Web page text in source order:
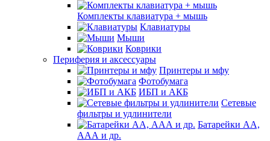
Комплекты клавиатура + мышь
Клавиатуры
Мыши
Коврики
Периферия и аксессуары
Принтеры и мфу
Фотобумага
ИБП и АКБ
Сетевые
фильтры и удлинители
Батарейки АА,
ААА и др.